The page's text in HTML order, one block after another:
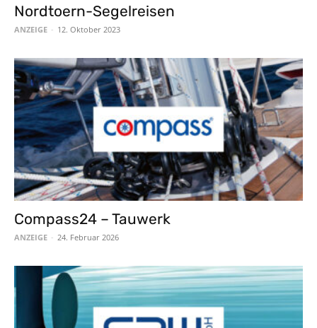
Nordtoern-Segelreisen
ANZEIGE - 12. Oktober 2023
Compass24 – Tauwerk
ANZEIGE - 24. Februar 2026